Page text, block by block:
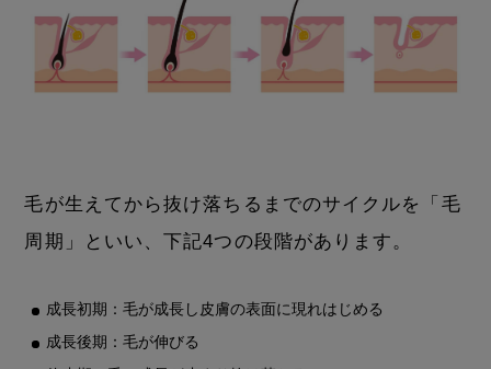
毛が生えてから抜け落ちるまでのサイクルを「毛
周期」といい、下記4つの段階があります。
成長初期：毛が成長し皮膚の表面に現れはじめる
成長後期：毛が伸びる